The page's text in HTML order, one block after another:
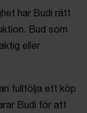
har Budi rätt
Bud som
eller
fullfölja ett köp
Budi för att